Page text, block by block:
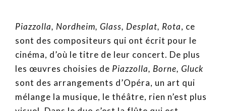
Piazzolla, Nordheim, Glass, Desplat, Rota, ce
sont des compositeurs qui ont écrit pour le
cinéma, d’où le titre de leur concert. De plus
les œuvres choisies de Piazzolla, Borne, Gluck
sont des arrangements d’Opéra, un art qui
mélange la musique, le théâtre, rien n’est plus